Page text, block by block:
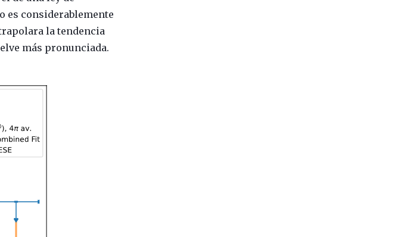
es considerablemente
la tendencia
más pronunciada.